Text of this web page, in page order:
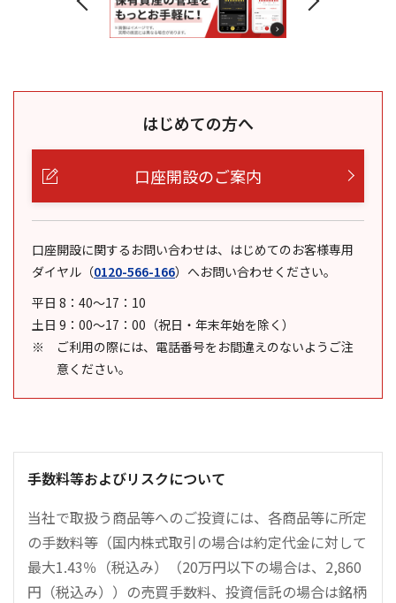
はじめての方へ
口座開設のご案内
口座開設に関するお問い合わせは、はじめてのお客様専用
ダイヤル （0120-566-166） へお問い合わせください。
平日 8：40～17：10
土日 9：00～17：00（祝日・年末年始を除く）
ご利用の際には、電話番号をお間違えのないようご注
意ください。
手数料等およびリスクについて
当社で取扱う商品等へのご投資には、各商品等に所定
の手数料等（国内株式取引の場合は約定代金に対して
最大1.43％（税込み）（20万円以下の場合は、2,860
円（税込み））の売買手数料、投資信託の場合は銘柄